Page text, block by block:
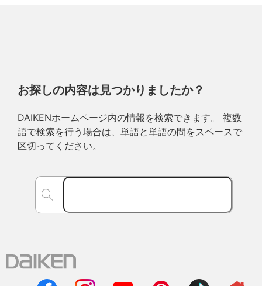
お探しの内容は見つかりましたか？
DAIKENホームページ内の情報を検索できます。 複数
語で検索を行う場合は、単語と単語の間をスペースで
区切ってください。